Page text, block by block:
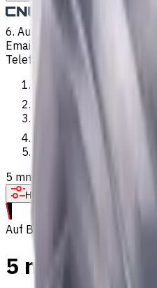
6. Aug. 2026, 16:47
Email
kontakt@CNCmarket.de
Telefon
+4915256247898
5 mm VHM Schaftfräser, 1.5
Hilfe bei der Werkzeugauswahl
Auf Bestellung
5 mm VHM